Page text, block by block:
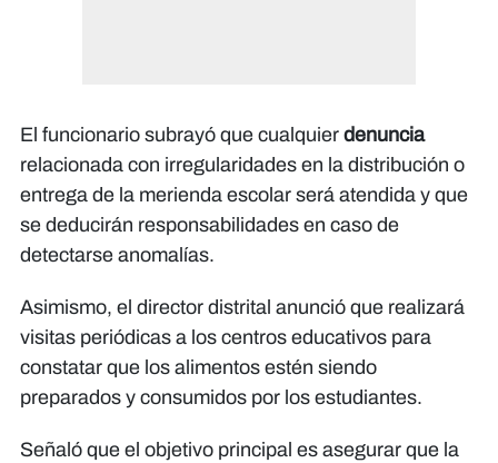
El funcionario subrayó que cualquier denuncia
relacionada con irregularidades en la distribución o
entrega de la merienda escolar será atendida y que
se deducirán responsabilidades en caso de
detectarse anomalías.
Asimismo, el director distrital anunció que realizará
visitas periódicas a los centros educativos para
constatar que los alimentos estén siendo
preparados y consumidos por los estudiantes.
Señaló que el objetivo principal es asegurar que la